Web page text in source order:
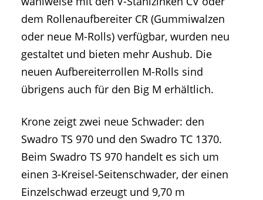
dem Rollenaufbereiter CR (Gummiwalzen
oder neue M-Rolls) verfügbar, wurden neu
gestaltet und bieten mehr Aushub. Die
neuen Aufbereiterrollen M-Rolls sind
übrigens auch für den Big M erhältlich.
Krone zeigt zwei neue Schwader: den
Swadro TS 970 und den Swadro TC 1370.
Beim Swadro TS 970 handelt es sich um
einen 3-Kreisel-Seitenschwader, der einen
Einzelschwad erzeugt und 9,70 m